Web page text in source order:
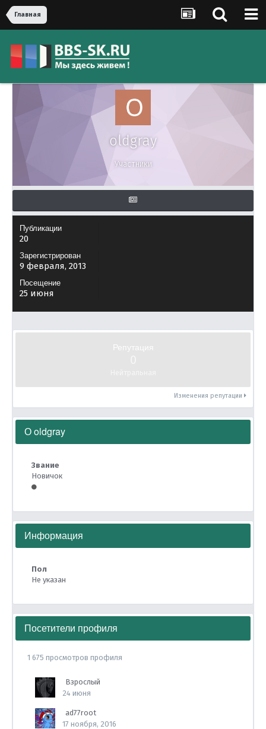
Главная
oldgray
Участники
Публикации
20
Зарегистрирован
9 февраля, 2013
Посещение
25 июня
Репутация
Изменения репутации
О oldgray
Звание
Новичок
Информация
Пол
Не указан
Посетители профиля
1 675 просмотров профиля
Взрослый
24 июня
ad77root
17 ноября, 2016